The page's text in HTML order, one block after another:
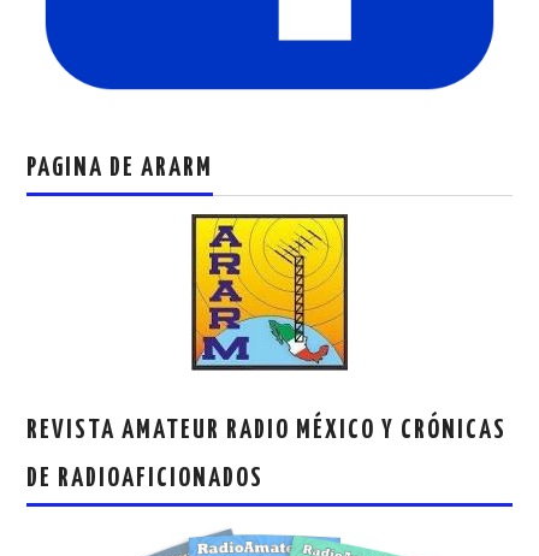
PAGINA DE ARARM
REVISTA AMATEUR RADIO MÉXICO Y CRÓNICAS
DE RADIOAFICIONADOS